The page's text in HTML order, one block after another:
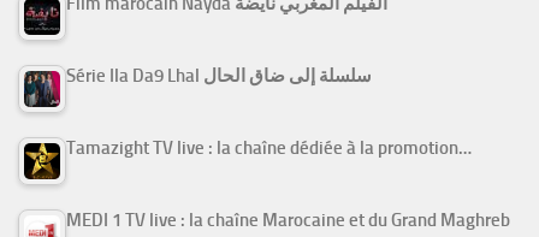
Série Ila Da9 Lhal سلسلة إلى ضاق الحال
Tamazight TV live : la chaîne dédiée à la promotion…
MEDI 1 TV live : la chaîne Marocaine et du Grand Maghreb